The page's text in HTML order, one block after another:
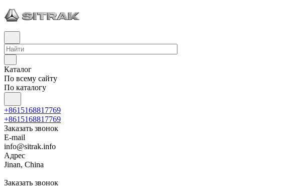
Каталог
По всему сайту
По каталогу
+8615168817769
+8615168817769
Заказать звонок
E-mail
info@sitrak.info
Адрес
Jinan, China
Заказать звонок